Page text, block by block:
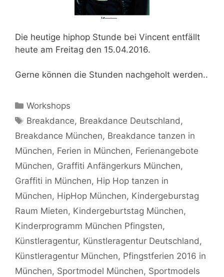
Die heutige hiphop Stunde bei Vincent entfällt
heute am Freitag den 15.04.2016.
Gerne können die Stunden nachgeholt werden..
Kategorien
Workshops
Schlagwörter
Breakdance, Breakdance Deutschland,
Breakdance München, Breakdance tanzen in
München, Ferien in München, Ferienangebote
München, Graffiti Anfängerkurs München,
Graffiti in München, Hip Hop tanzen in
München, HipHop München, Kindergeburstag
Raum Mieten, Kindergeburtstag München,
Kinderprogramm München Pfingsten,
Künstleragentur, Künstleragentur Deutschland,
Künstleragentur München, Pfingstferien 2016 in
München, Sportmodel München, Sportmodels